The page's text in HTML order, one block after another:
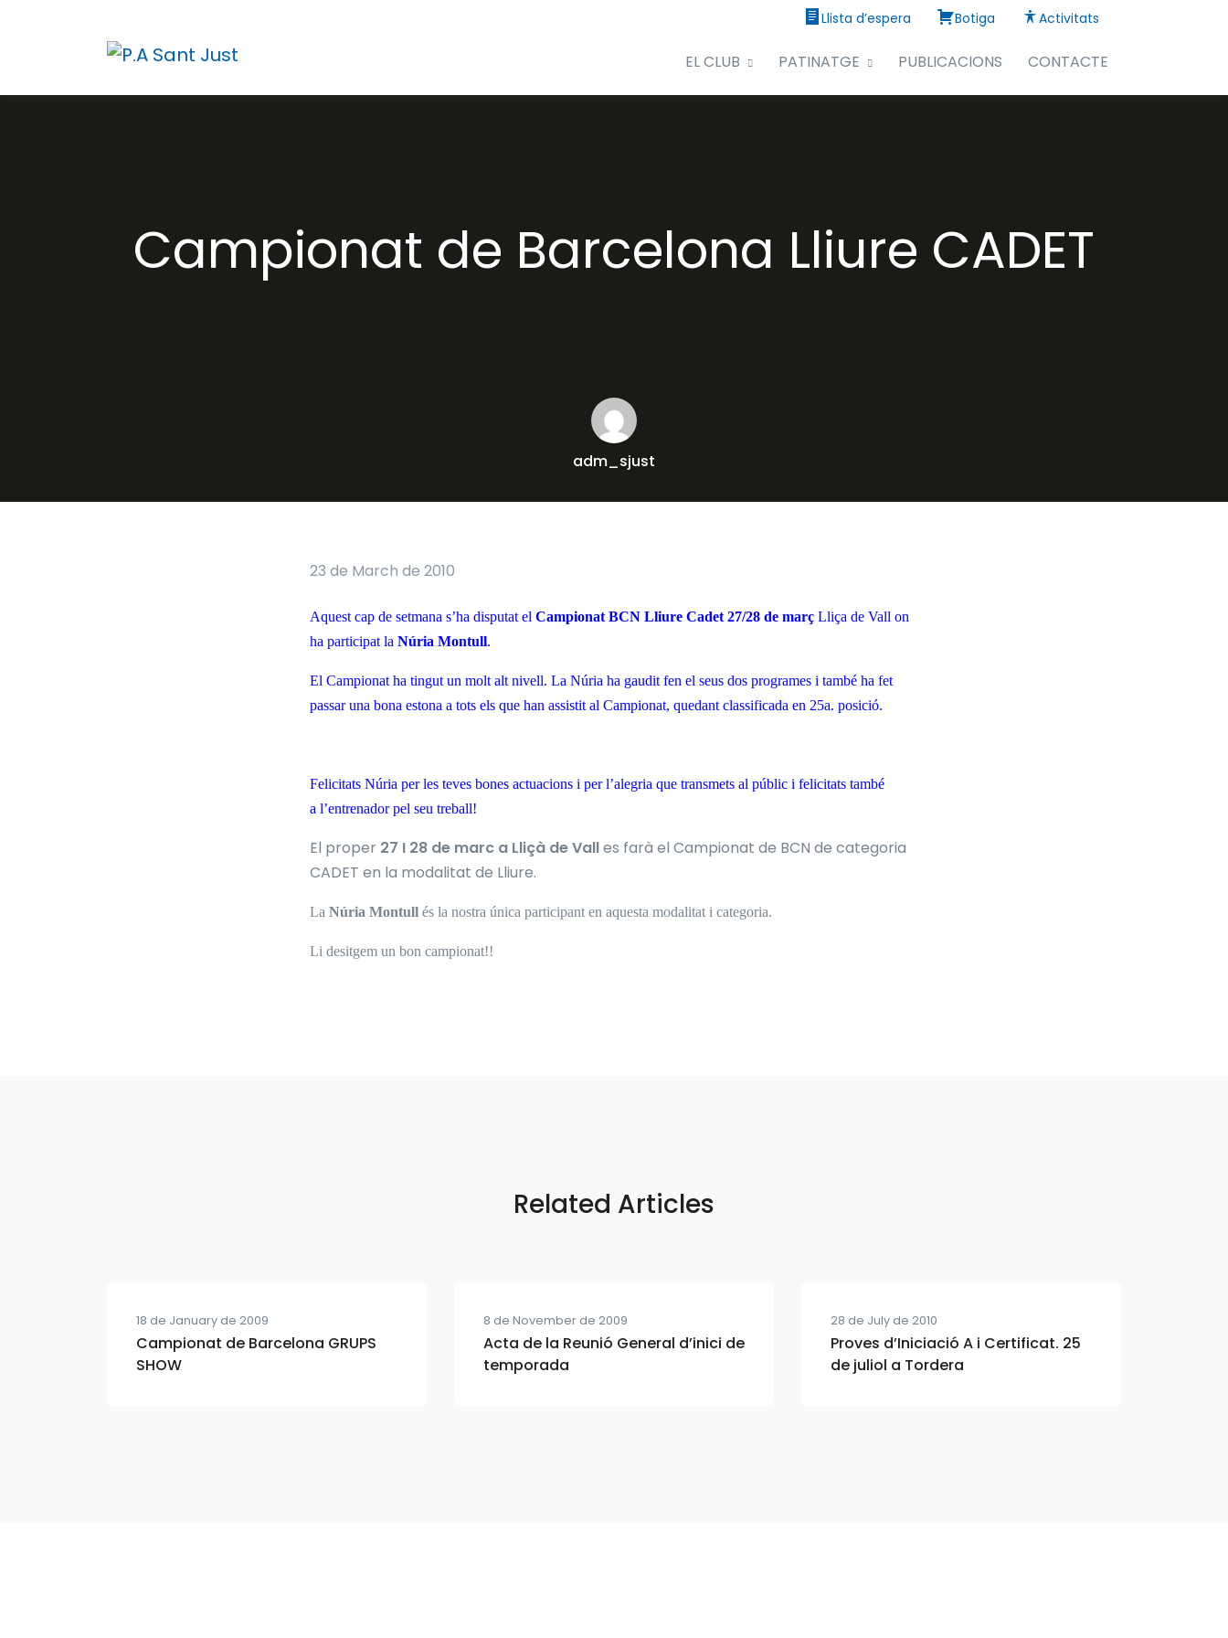
Llista d’espera Botiga Activitats
EL CLUB PATINATGE PUBLICACIONS CONTACTE
Campionat de Barcelona Lliure CADET
adm_sjust
23 de March de 2010
Aquest cap de setmana s’ha disputat el Campionat BCN Lliure Cadet 27/28 de març Lliça de Vall on
ha participat la Núria Montull.
El Campionat ha tingut un molt alt nivell. La Núria ha gaudit fen el seus dos programes i també ha fet
passar una bona estona a tots els que han assistit al Campionat, quedant classificada en 25a. posició.
Felicitats Núria per les teves bones actuacions i per l’alegria que transmets al públic i felicitats també
a l’entrenador pel seu treball!
El proper 27 I 28 de marc a Lliçà de Valles farà el Campionat de BCN de categoria
CADET en la modalitat de Lliure.
La Núria Montull és la nostra única participant en aquesta modalitat i categoria.
Li desitgem un bon campionat!!
Related Articles
18 de January de 2009
Campionat de Barcelona GRUPS
SHOW
8 de November de 2009
Acta de la Reunió General d’inici de
temporada
28 de July de 2010
Proves d’Iniciació A i Certificat. 25
de juliol a Tordera